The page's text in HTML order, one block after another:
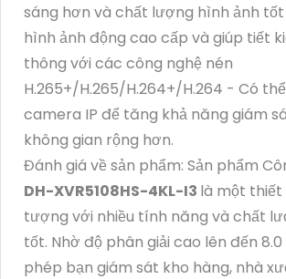
sáng hơn và chất lượng hình ảnh
hình ảnh động cao cấp và giúp tiết
thông với các công nghệ nén
H.265+/H.265/H.264+/H.264 - Có
camera IP để tăng khả năng giám
không gian rộng hơn.
Đánh giá về sản phẩm: Sản phẩm
DH-XVR5108HS-4KL-I3 là một thiết
tượng với nhiều tính năng và chất
tốt. Nhờ độ phân giải cao lên đến 8.0
phép bạn giám sát kho hàng, nhà